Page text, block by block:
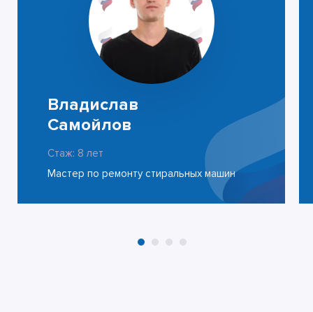
Владислав
Самойлов
Стаж: 8 лет
Мастер по ремонту стиральных машин